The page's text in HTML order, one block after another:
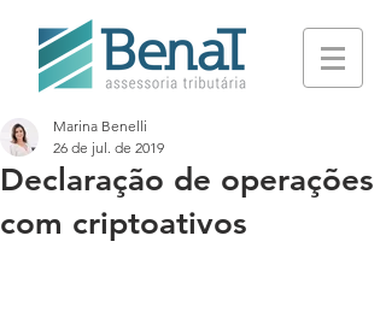
Declaração de operações
com criptoativos
Marina Benelli
26 de jul. de 2019